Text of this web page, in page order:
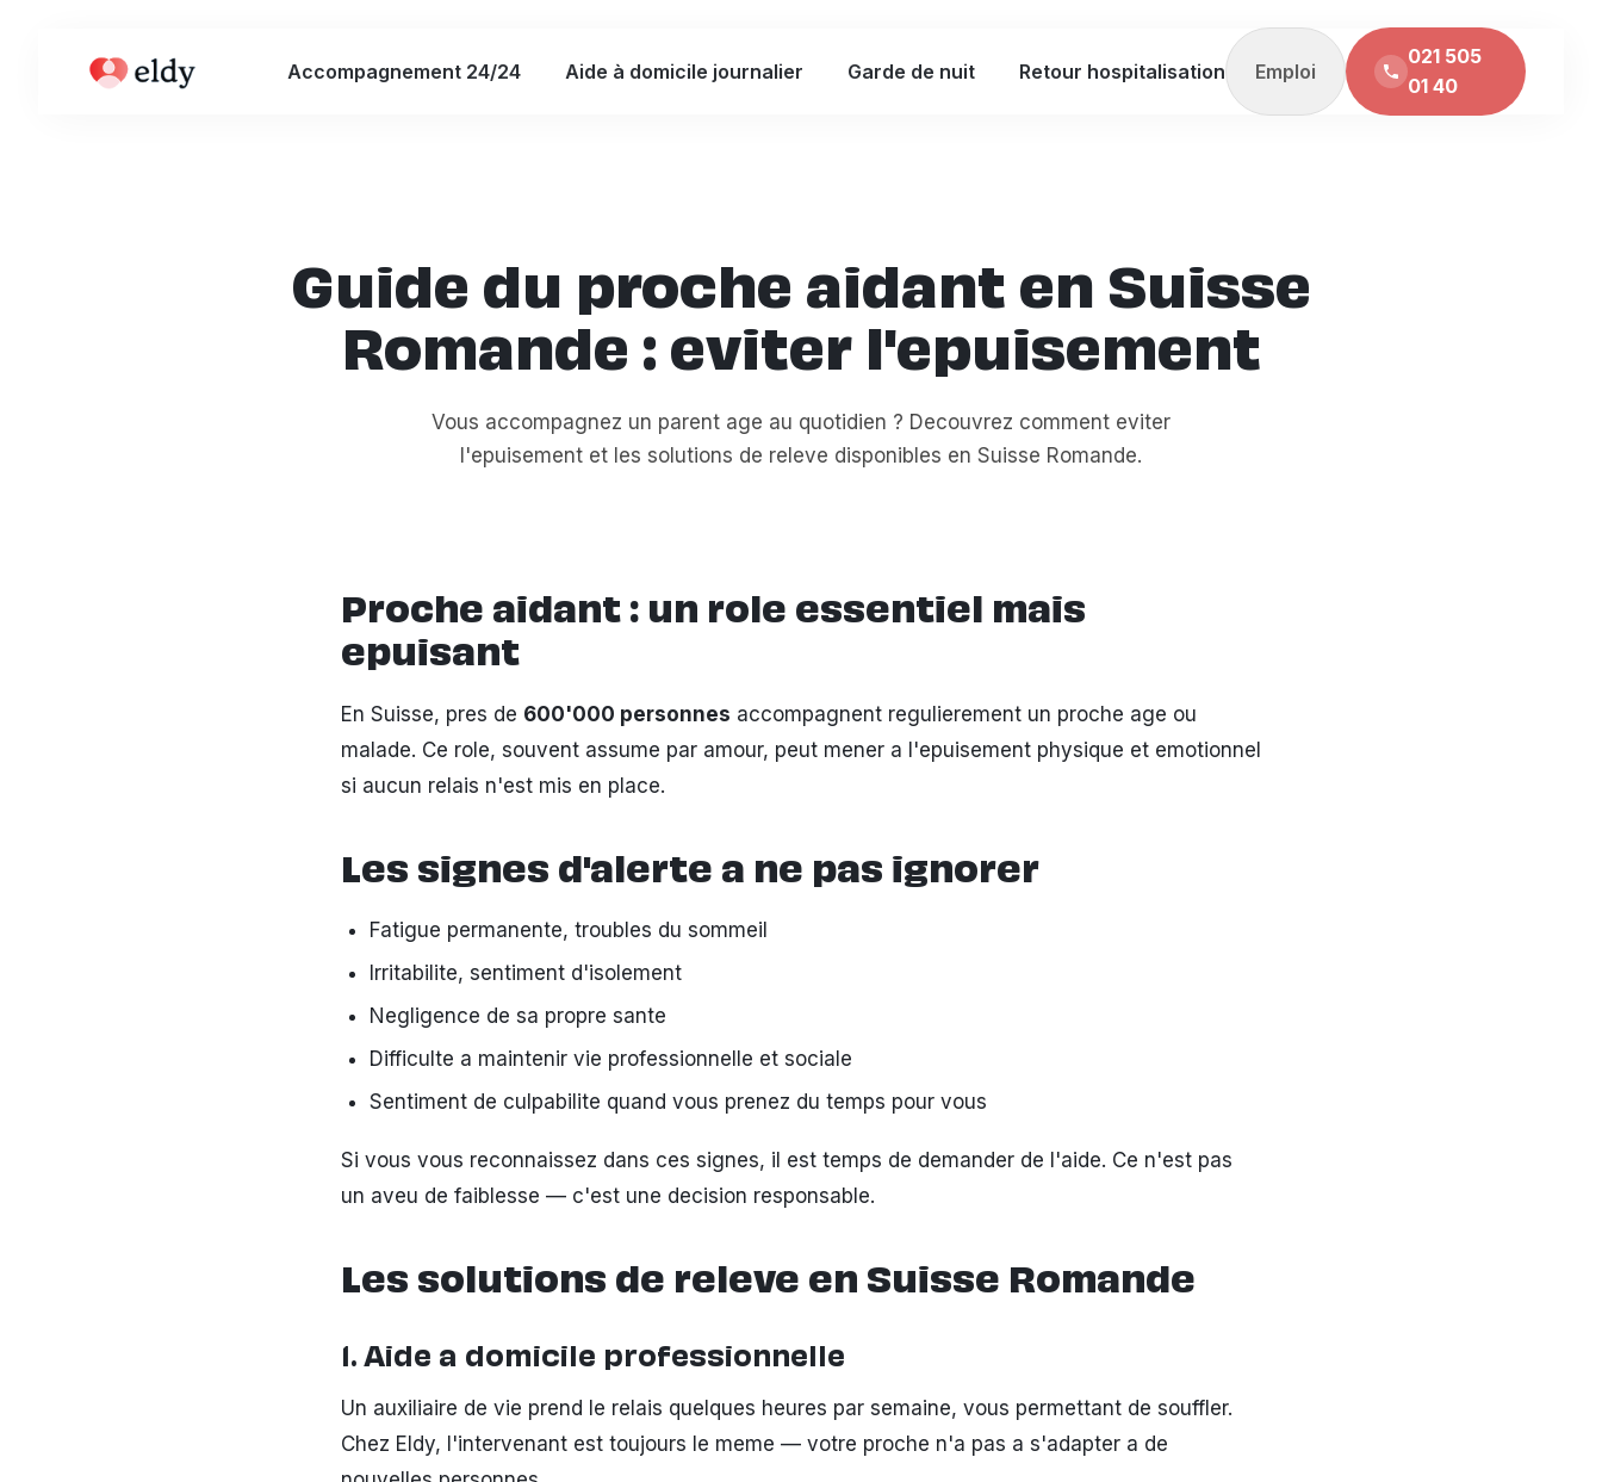
Accompagnement 24/24 Aide à domicile journalier Garde de nuit Retour hospitalisation Emploi
021 505
01 40
Guide du proche aidant en Suisse
Romande : eviter l'epuisement
Vous accompagnez un parent age au quotidien ? Decouvrez comment eviter
l'epuisement et les solutions de releve disponibles en Suisse Romande.
Proche aidant : un role essentiel mais
epuisant
En Suisse, pres de 600'000 personnes accompagnent regulierement un proche age ou
malade. Ce role, souvent assume par amour, peut mener a l'epuisement physique et emotionnel
si aucun relais n'est mis en place.
Les signes d'alerte a ne pas ignorer
Fatigue permanente, troubles du sommeil
Irritabilite, sentiment d'isolement
Negligence de sa propre sante
Difficulte a maintenir vie professionnelle et sociale
Sentiment de culpabilite quand vous prenez du temps pour vous
Si vous vous reconnaissez dans ces signes, il est temps de demander de l'aide. Ce n'est pas
un aveu de faiblesse — c'est une decision responsable.
Les solutions de releve en Suisse Romande
1. Aide a domicile professionnelle
Un auxiliaire de vie prend le relais quelques heures par semaine, vous permettant de souffler.
Chez Eldy, l'intervenant est toujours le meme — votre proche n'a pas a s'adapter a de